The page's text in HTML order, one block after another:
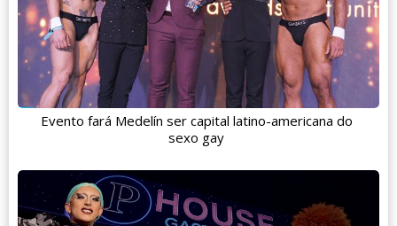
Evento fará Medelín ser capital latino-americana do
sexo gay